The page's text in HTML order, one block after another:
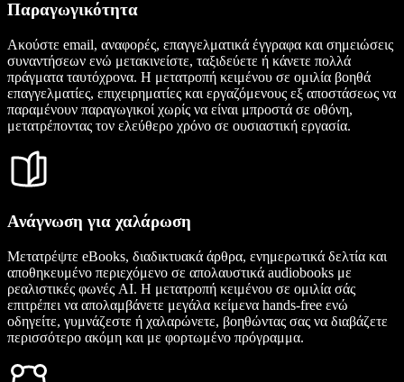
Παραγωγικότητα
Ακούστε email, αναφορές, επαγγελματικά έγγραφα και σημειώσεις
συναντήσεων ενώ μετακινείστε, ταξιδεύετε ή κάνετε πολλά
πράγματα ταυτόχρονα. Η μετατροπή κειμένου σε ομιλία βοηθά
επαγγελματίες, επιχειρηματίες και εργαζόμενους εξ αποστάσεως να
παραμένουν παραγωγικοί χωρίς να είναι μπροστά σε οθόνη,
μετατρέποντας τον ελεύθερο χρόνο σε ουσιαστική εργασία.
Ανάγνωση για χαλάρωση
Μετατρέψτε eBooks, διαδικτυακά άρθρα, ενημερωτικά δελτία και
αποθηκευμένο περιεχόμενο σε απολαυστικά audiobooks με
ρεαλιστικές φωνές AI. Η μετατροπή κειμένου σε ομιλία σάς
επιτρέπει να απολαμβάνετε μεγάλα κείμενα hands-free ενώ
οδηγείτε, γυμνάζεστε ή χαλαρώνετε, βοηθώντας σας να διαβάζετε
περισσότερο ακόμη και με φορτωμένο πρόγραμμα.